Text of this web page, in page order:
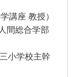
座 教授）
間総合学部
学校主幹